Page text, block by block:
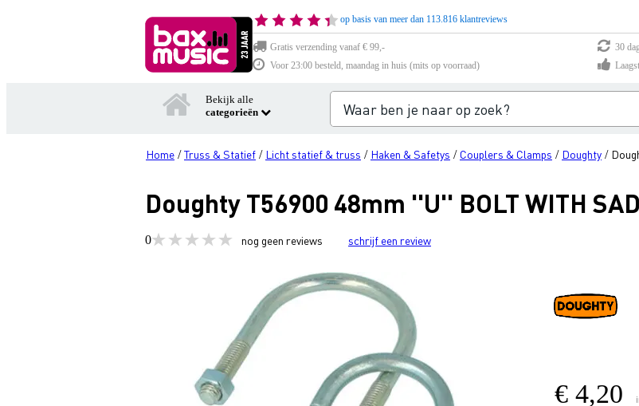
op basis van meer dan 113.816 klantreviews
Gratis verzending vanaf € 99,-
30
Voor 23:00 besteld, maandag in huis (mits op voorraad)
Bekijk alle
categorieën
Home /Truss & Statief / Licht statief & truss / Haken & Safetys / Couplers & Clamps / Doughty /
Doughty T56900 48mm ''U'' BOLT WITH
0 nog geen reviews schrijf een review
€ 4,20